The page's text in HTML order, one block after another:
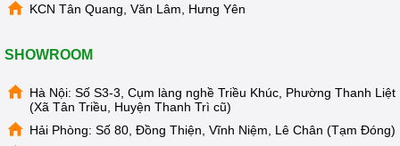
KCN Tân Quang, Văn Lâm, Hưng Yên
SHOWROOM
Hà Nội: Số S3-3, Cụm làng nghề Triều Khúc, Phường Thanh Liệt
(Xã Tân Triều, Huyện Thanh Trì cũ)
Hải Phòng: Số 80, Đồng Thiện, Vĩnh Niệm, Lê Chân (Tạm Đóng)